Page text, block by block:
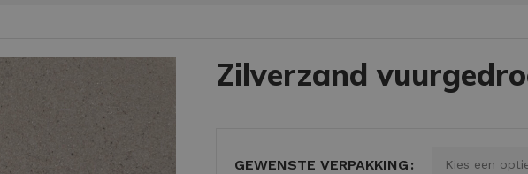
Zilverzand
GEWENSTE VERPAKKING